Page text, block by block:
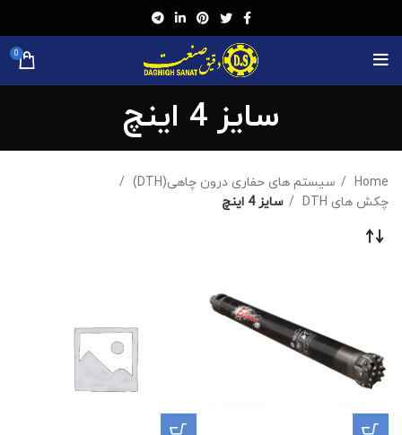
0
سایز 4 اینچ
Home
سیستم های حفاری درون چاهی(DTH)
چکش های DTH
سایز 4 اینچ